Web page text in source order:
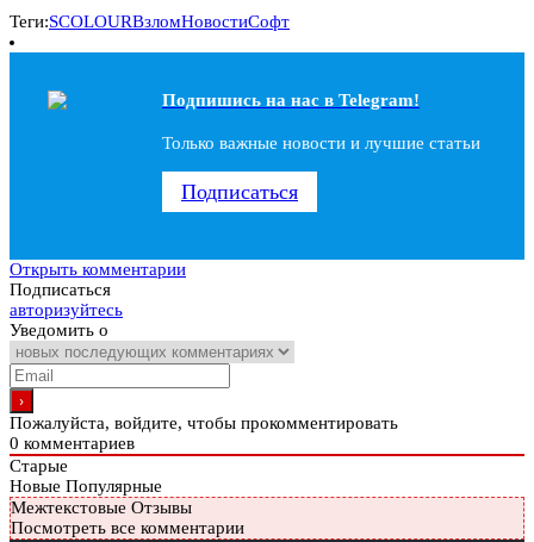
Теги:SCOLOURВзломНовостиСофт
Подпишись на наc в Telegram!
Только важные новости и лучшие статьи
Подписаться
Открыть комментарии
Подписаться
авторизуйтесь
Уведомить о
Пожалуйста, войдите, чтобы прокомментировать
0 комментариев
Старые
Новые Популярные
Межтекстовые Отзывы
Посмотреть все комментарии